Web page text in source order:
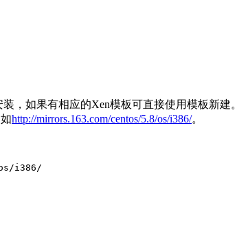
，如果有相应的Xen模板可直接使用模板新建。
http://mirrors.163.com/centos/5.8/os/i386/。
i386/